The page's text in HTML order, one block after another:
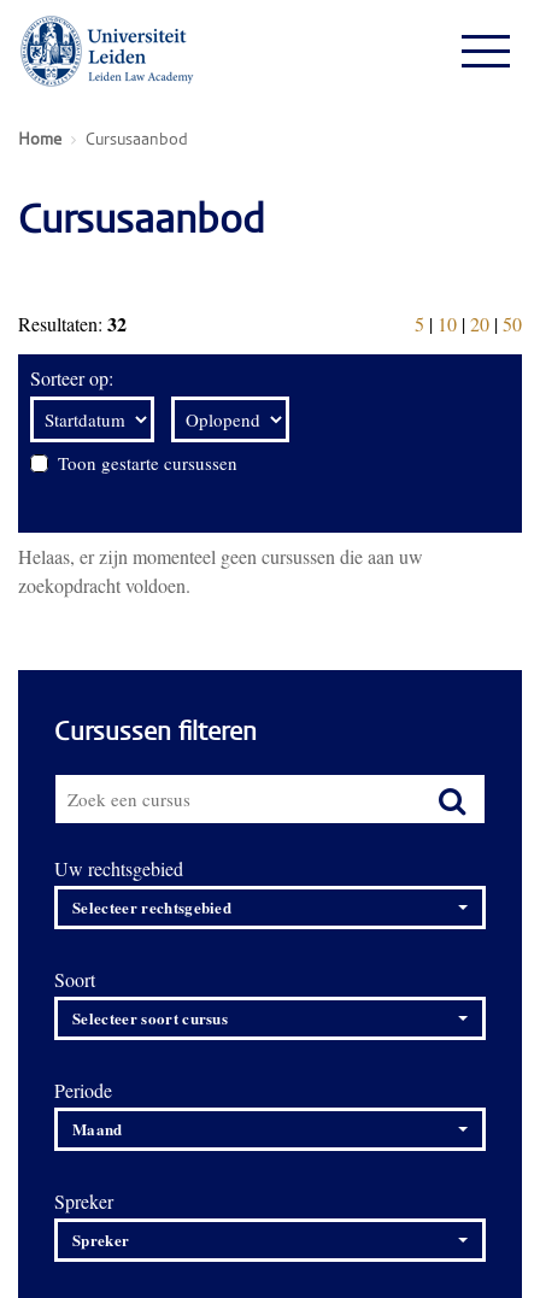
Home Cursusaanbod
Cursusaanbod
Resultaten: 32 5 | 10 |20 |50
Sorteer op:
Toon gestarte cursussen
Helaas, er zijn momenteel geen cursussen die aan uw
zoekopdracht voldoen.
Cursussen filteren
Uw rechtsgebied
Selecteer rechtsgebied
Soort
Selecteer soort cursus
Periode
Maand
Spreker
Spreker